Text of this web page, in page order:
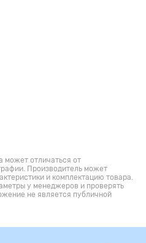
может отличаться от
Производитель может
и комплектацию товара.
у менеджеров и проверять
не является публичной